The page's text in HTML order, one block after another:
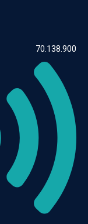
70.138.900